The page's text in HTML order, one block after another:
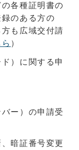
各種証明書の
のある方の
も広域交付請
）
）に関する申
ー）の申請受
暗証番号変更